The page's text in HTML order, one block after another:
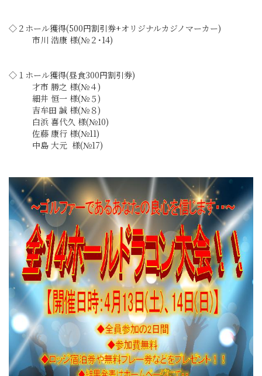
◇２ホール獲得(500円割引券+オリジナルカジノマーカー)
市川 浩康 様(№２･14)
◇１ホール獲得(昼食300円割引券)
才市 勝之 様(№４)
細井 恒一 様(№５)
吉牟田 誠 様(№８)
白浜 喜代久 様(№10)
佐藤 康行 様(№11)
中島 大元 様(№17)